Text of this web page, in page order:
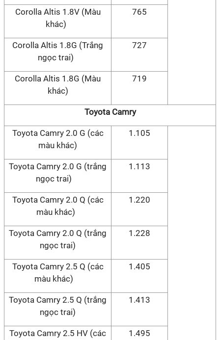
Corolla Altis 1.8V (Màu
khác)
765
Corolla Altis 1.8G (Trắng
ngọc trai)
727
Corolla Altis 1.8G (Màu
khác)
719
Toyota Camry
Toyota Camry 2.0 G (các
màu khác)
1.105
Toyota Camry 2.0 G (trắng
ngọc trai)
1.113
Toyota Camry 2.0 Q (các
màu khác)
1.220
Toyota Camry 2.0 Q (trắng
ngọc trai)
1.228
Toyota Camry 2.5 Q (các
màu khác)
1.405
Toyota Camry 2.5 Q (trắng
ngọc trai)
1.413
Toyota Camry 2.5 HV (các
1.495